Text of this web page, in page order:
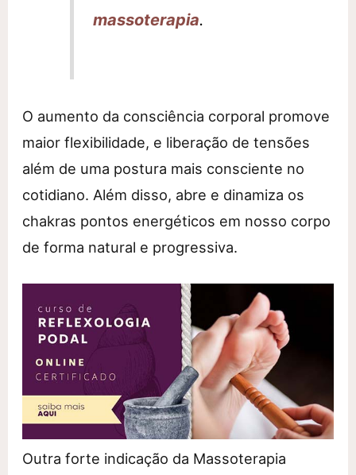
massoterapia.
O aumento da consciência corporal promove
maior flexibilidade, e liberação de tensões
além de uma postura mais consciente no
cotidiano. Além disso, abre e dinamiza os
chakras pontos energéticos em nosso corpo
de forma natural e progressiva.
Outra forte indicação da Massoterapia